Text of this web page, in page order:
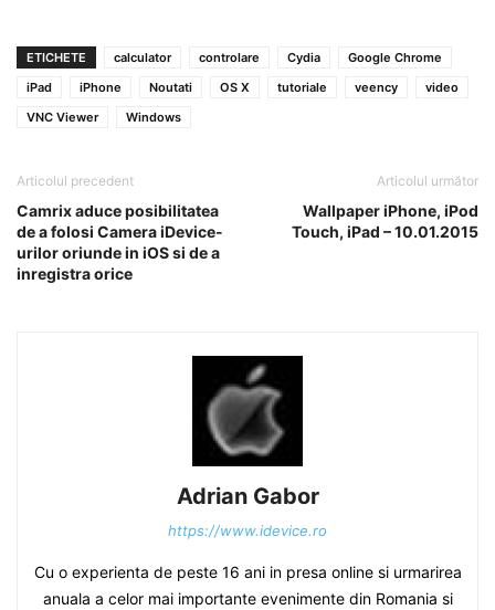
ETICHETE calculator controlare Cydia
Google Chrome
iPad
iPhone Noutati OS X tutoriale veency
video
VNC Viewer
Windows
Articolul precedent
Camrix aduce posibilitatea
de a folosi Camera iDevice-
urilor oriunde in iOS si de a
inregistra orice
Articolul următor
Wallpaper iPhone, iPod
Touch, iPad – 10.01.2015
Adrian Gabor
https://www.idevice.ro
Cu o experienta de peste 16 ani in presa online si urmarirea
anuala a celor mai importante evenimente din Romania si